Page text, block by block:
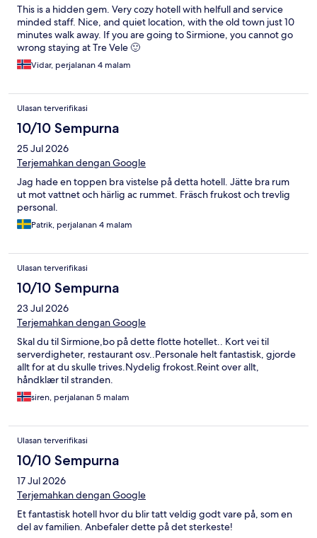
This is a hidden gem. Very cozy hotell with helfull and service
minded staff. Nice, and quiet location, with the old town just 10
minutes walk away. If you are going to Sirmione, you cannot go
wrong staying at Tre Vele 🙂
Vidar, perjalanan 4 malam
Ulasan terverifikasi
10/10 Sempurna
25 Jul 2026
Terjemahkan dengan Google
Jag hade en toppen bra vistelse på detta hotell. Jätte bra rum
ut mot vattnet och härlig ac rummet. Fräsch frukost och trevlig
personal.
Patrik, perjalanan 4 malam
Ulasan terverifikasi
10/10 Sempurna
23 Jul 2026
Terjemahkan dengan Google
Skal du til Sirmione,bo på dette flotte hotellet.. Kort vei til
serverdigheter, restaurant osv..Personale helt fantastisk, gjorde
allt for at du skulle trives.Nydelig frokost.Reint over allt,
håndklær til stranden.
siren, perjalanan 5 malam
Ulasan terverifikasi
10/10 Sempurna
17 Jul 2026
Terjemahkan dengan Google
Et fantastisk hotell hvor du blir tatt veldig godt vare på, som en
del av familien. Anbefaler dette på det sterkeste!